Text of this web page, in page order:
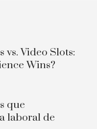
Video Slots:
Wins?
que
laboral de